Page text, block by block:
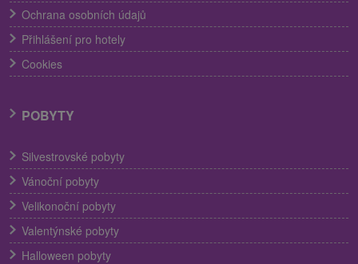
Ochrana osobních údajů
Přihlášení pro hotely
Cookies
POBYTY
Silvestrovské pobyty
Vánoční pobyty
Velikonoční pobyty
Valentýnské pobyty
Halloween pobyty